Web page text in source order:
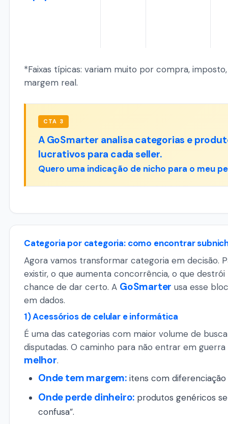
*Faixas típicas: variam muito por compra,
margem real.
CTA 3
A GoSmarter analisa categorias e
lucrativos para cada seller.
Quero uma indicação de nicho para o meu
Categoria por categoria: como encontrar
Agora vamos transformar categoria em decisão.
existir, o que aumenta concorrência, o que
chance de dar certo. A GoSmarter usa esse
em dados.
1) Acessórios de celular e informática
É uma das categorias com maior volume de
disputadas. O caminho para não entrar em
melhor.
Onde tem margem:itens com diferenciação
Onde perde dinheiro: produtos genéricos
confusa”.